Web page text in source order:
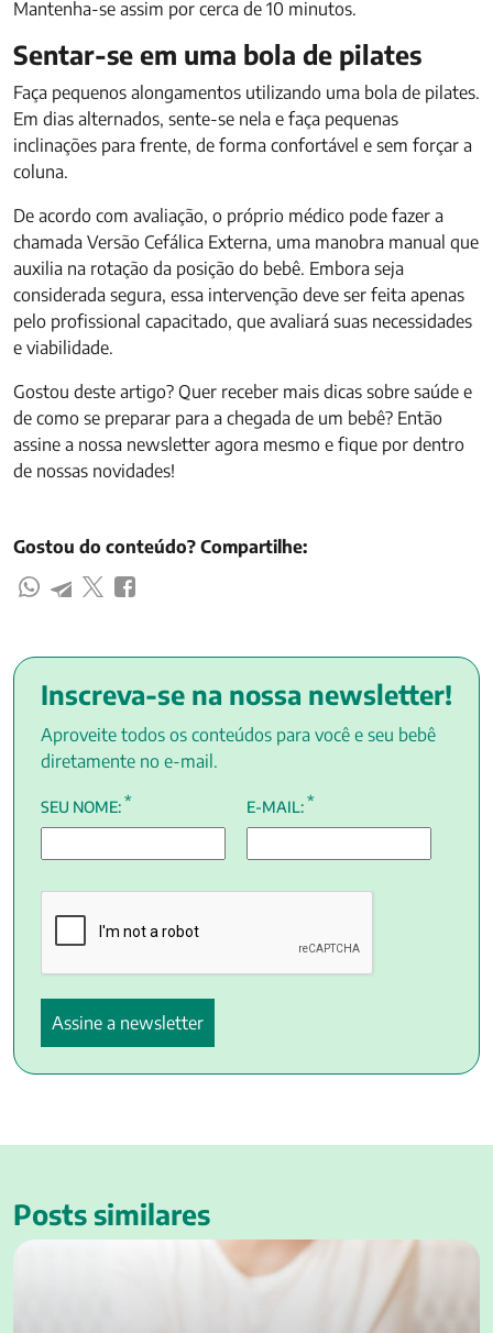
Mantenha-se assim por cerca de 10 minutos.
Sentar-se em uma bola de pilates
Faça pequenos alongamentos utilizando uma bola de pilates.
Em dias alternados, sente-se nela e faça pequenas
inclinações para frente, de forma confortável e sem forçar a
coluna.
De acordo com avaliação, o próprio médico pode fazer a
chamada Versão Cefálica Externa, uma manobra manual que
auxilia na rotação da posição do bebê. Embora seja
considerada segura, essa intervenção deve ser feita apenas
pelo profissional capacitado, que avaliará suas necessidades
e viabilidade.
Gostou deste artigo? Quer receber mais dicas sobre saúde e
de como se preparar para a chegada de um bebê? Então
assine a nossa newsletter agora mesmo e fique por dentro
de nossas novidades!
Gostou do conteúdo? Compartilhe:
Inscreva-se na nossa newsletter!
Aproveite todos os conteúdos para você e seu bebê
diretamente no e-mail.
SEU NOME:* E-MAIL:*
Posts similares
Primeiros cuidados com recém-nascido após o parto